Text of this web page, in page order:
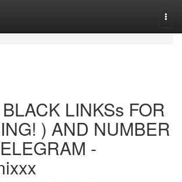
LINKSs FOR
) AND NUMBER
-